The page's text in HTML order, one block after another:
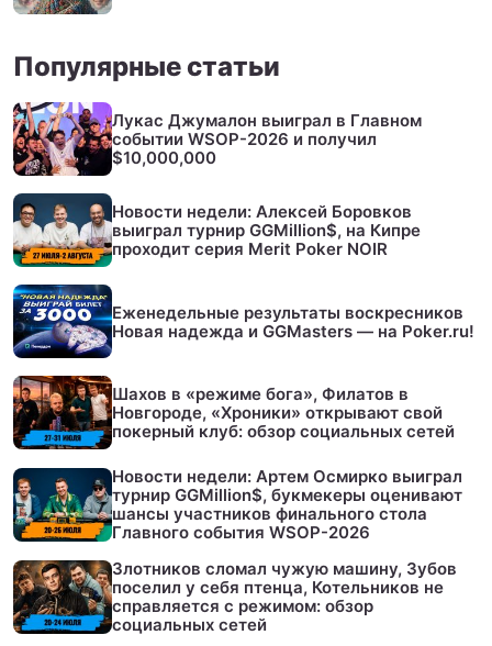
Популярные статьи
Лукас Джумалон выиграл в Главном
событии WSOP-2026 и получил
$10,000,000
Новости недели: Алексей Боровков
выиграл турнир GGMillion$, на Кипре
проходит серия Merit Poker NOIR
Еженедельные результаты воскресников
Новая надежда и GGMasters — на Poker.ru!
Шахов в «режиме бога», Филатов в
Новгороде, «Хроники» открывают свой
покерный клуб: обзор социальных сетей
Новости недели: Артем Осмирко выиграл
турнир GGMillion$, букмекеры оценивают
шансы участников финального стола
Главного события WSOP-2026
Злотников сломал чужую машину, Зубов
поселил у себя птенца, Котельников не
справляется с режимом: обзор
социальных сетей